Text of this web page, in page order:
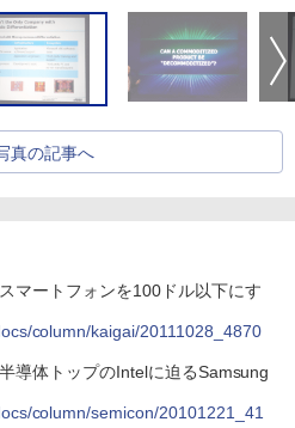
真の記事へ
マートフォンを100ドル以下にす
column/kaigai/20111028_4870
導体トップのIntelに迫るSamsung
column/semicon/20101221_41